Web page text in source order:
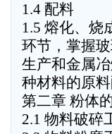
1.4 配料
1.5 熔化、烧
环节，掌握
生产和金属
种材料的原
第二章 粉体
2.1 物料破碎